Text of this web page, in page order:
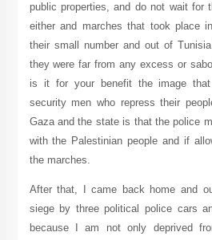
public properties, and do not wait
either and marches that took place
their small number and out of
they were far from any excess or
is it for your benefit the image
security men who repress their
Gaza and the state is that the police
with the Palestinian people and if
the marches.
After that, I came back home and
siege by three political police cars
because I am not only deprived